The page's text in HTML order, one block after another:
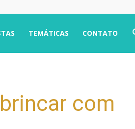
TEMÁTICAS CONTATO
com